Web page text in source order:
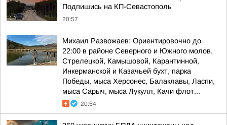
Подпишись на КП-Севастополь
20:57
Михаил Развожаев: Ориентировочно до
22:00 в районе Северного и Южного молов,
Стрелецкой, Камышовой, Карантинной,
Инкерманской и Казачьей бухт, парка
Победы, мыса Херсонес, Балаклавы, Ласпи,
мыса Сарыч, мыса Лукулл, Качи флот...
20:54